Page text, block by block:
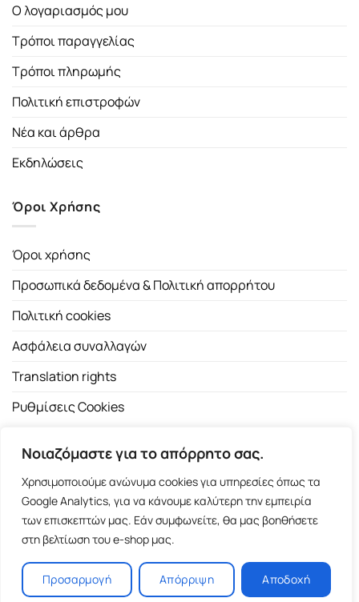
Νοιαζόμαστε για το απόρρητο σας.
Χρησιμοποιούμε ανώνυμα cookies για υπηρεσίες όπως τα
Google Analytics, για να κάνουμε καλύτερη την εμπειρία
των επισκεπτών μας. Εάν συμφωνείτε, θα μας βοηθήσετε
στη βελτίωση του e-shop μας.
Προσαρμογή Απόρριψη Αποδοχή
Ο λογαριασμός μου
Τρόποι παραγγελίας
Τρόποι πληρωμής
Πολιτική επιστροφών
Νέα και άρθρα
Εκδηλώσεις
Όροι Χρήσης
Όροι χρήσης
Προσωπικά δεδομένα & Πολιτική απορρήτου
Πολιτική cookies
Ασφάλεια συναλλαγών
Translation rights
Ρυθμίσεις Cookies
Copyright 2026 ©Εκδοτικός Οίκος Α.Α. Λιβάνη| All rights
reserved.
Σόλωνος 98, 10680 Αθήνα | Τ:2103661200- F: 2103617791
E-shop and Premium Managed Hosting byClickProject.gr